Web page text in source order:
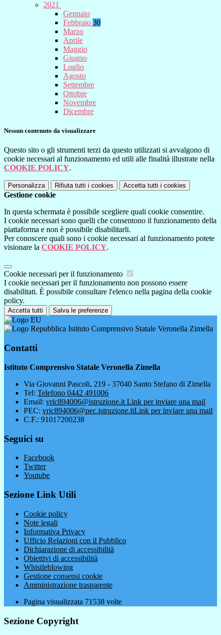
2021
Gennaio
Febbraio 30
Marzo
Aprile
Maggio
Giugno
Luglio
Agosto
Settembre
Ottobre
Novembre
Dicembre
Nessun contenuto da visualizzare
Questo sito o gli strumenti terzi da questo utilizzati si avvalgono di
cookie necessari al funzionamento ed utili alle finalità illustrate nella
COOKIE POLICY.
Personalizza Rifiuta tutti i cookies Accetta tutti i cookies
Gestione cookie
In questa schermata è possibile scegliere quali cookie consentire.
I cookie necessari sono quelli che consentono il funzionamento della
piattaforma e non è possibile disabilitarli.
Per conoscere quali sono i cookie necessari al funzionamento potete
visionare la COOKIE POLICY.
Cookie necessari per il funzionamento
I cookie necessari per il funzionamento non possono essere
disabilitati. È possibile consultare l'elenco nella pagina della cookie
policy.
Accetta tutti Salva le preferenze
Istituto Comprensivo Statale Veronella Zimella
Contatti
Istituto Comprensivo Statale Veronella Zimella
Via Giovanni Pascoli, 219 - 37040 Santo Stefano di Zimella
Tel: Telefono 0442 491006
Email: vric894006@istruzione.it Link per inviare una mail
PEC: vric894006@pec.istruzione.itLink per inviare una mail
C.F.: 91017200238
Seguici su
Facebook
Twitter
Youtube
Sezione Link Utili
Cookie policy
Note legali
Informativa Privacy
Ufficio Relazioni con il Pubblico
Dichiarazione di accessibilità
Obiettivi di accessibilità
Whistleblowing
Gestione consensi cookie
Amministrazione trasparente
Pagina visualizzata 71538 volte
Sezione Copyright